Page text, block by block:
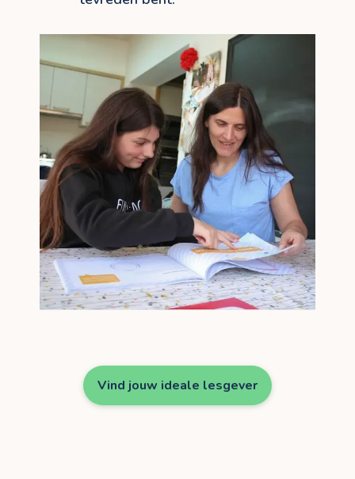
Vind jouw ideale lesgever